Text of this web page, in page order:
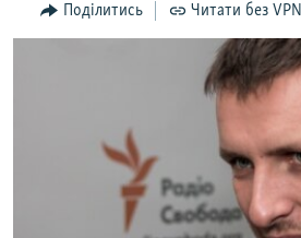
навігації
Перейти
БЛОГИ
ВСЕ ЗА ДЕНЬ
СПЕЦПРОЕКТИ
ЯК ОБІЙТИ БЛОКУВАННЯ
Поділитись Читати без VPN